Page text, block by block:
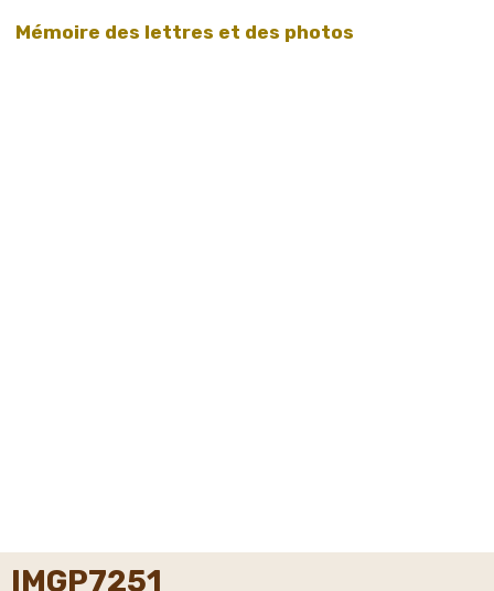
Mémoire des lettres et des photos
IMGP7251